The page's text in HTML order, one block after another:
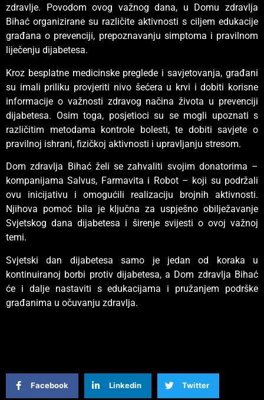
zdravlje. Povodom ovog važnog dana, u Domu zdravlja
Bihać organizirane su različite aktivnosti s ciljem edukacije
građana o prevenciji, prepoznavanju simptoma i pravilnom
liječenju dijabetesa.
Kroz besplatne medicinske preglede i savjetovanja, građani
su imali priliku provjeriti nivo šećera u krvi i dobiti korisne
informacije o važnosti zdravog načina života u prevenciji
dijabetesa. Osim toga, posjetioci su se mogli upoznati s
različitim metodama kontrole bolesti, te dobiti savjete o
pravilnoj ishrani, fizičkoj aktivnosti i upravljanju stresom.
Dom zdravlja Bihać želi se zahvaliti svojim donatorima –
kompanijama Salvus, Farmavita i Robot – koji su podržali
ovu inicijativu i omogućili realizaciju brojnih aktivnosti.
Njihova pomoć bila je ključna za uspješno obilježavanje
Svjetskog dana dijabetesa i širenje svijesti o ovoj važnoj
temi.
Svjetski dan dijabetesa samo je jedan od koraka u
kontinuiranoj borbi protiv dijabetesa, a Dom zdravlja Bihać
će i dalje nastaviti s edukacijama i pružanjem podrške
građanima u očuvanju zdravlja.
Facebook Linkedin Twitter